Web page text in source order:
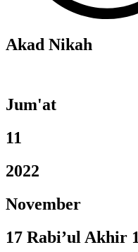
Akad Nikah
Jum'at
11
2022
November
17 Rabi’ul Akhir